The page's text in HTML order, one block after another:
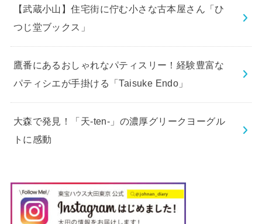
【武蔵小山】住宅街に佇む小さな古本屋さん「ひ
つじ堂ブックス」
鷹番にあるおしゃれなパティスリー！経験豊富な
パティシエが手掛ける「Taisuke Endo」
大森で発見！「天-ten-」の濃厚グリークヨーグル
トに感動